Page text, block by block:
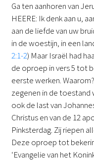
Ga ten aanhoren van
HEERE: Ik denk aan u,
aan de liefde van uw
in de woestijn, in een
2:1-2) Maar Israël had
de oproep in vers 5 tot
eerste werken.
zegenen in de toestand
ook de last van
Christus en van de 12
Pinksterdag. Zij riepen
Deze oproep tot
‘Evangelie van het